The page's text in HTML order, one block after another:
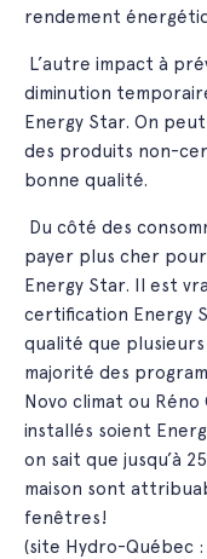
rendement
L’autre impact à
diminution
Energy Star. On
des produits non-
bonne qualité.
Du côté des
payer plus cher
Energy Star. Il est
certification Energy
qualité que
majorité des
Novo climat ou
installés soient
on sait que jusqu’à
maison sont
fenêtres!
(site Hydro-Québec :